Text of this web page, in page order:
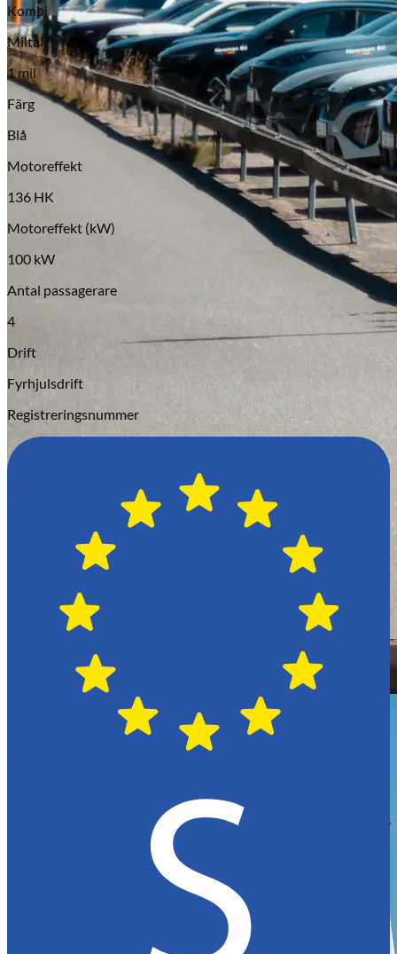
Serviceverkstad
Hässleholm
Kombi
Miltal
1 mil
Färg
Blå
Motoreffekt
136 HK
Motoreffekt (kW)
100 kW
Antal passagerare
4
Drift
Fyrhjulsdrift
Registreringsnummer